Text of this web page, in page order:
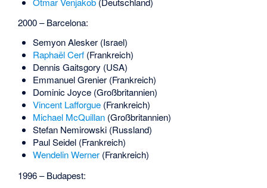
2000 – Barcelona:
Semyon Alesker(Israel)
Raphaël Cerf(Frankreich)
Dennis Gaitsgory (USA)
Emmanuel Grenier(Frankreich)
Dominic Joyce(Großbritannien)
Vincent Lafforgue(Frankreich)
Michael McQuillan(Großbritannien)
Stefan Nemirowski(Russland)
Paul Seidel(Frankreich)
Wendelin Werner(Frankreich)
1996 – Budapest: